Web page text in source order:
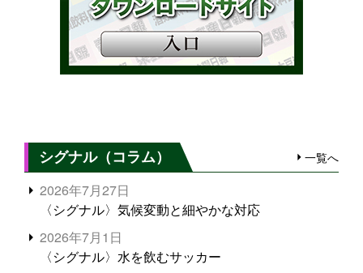
シグナル（コラム） 一覧へ
2026年7月27日
〈シグナル〉気候変動と細やかな対応
2026年7月1日
〈シグナル〉水を飲むサッカー